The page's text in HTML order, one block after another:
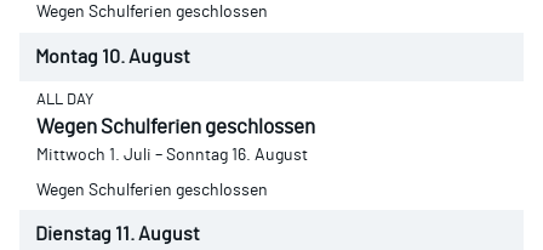
Wegen Schulferien geschlossen
Montag 10. August
ALL DAY
Wegen Schulferien geschlossen
Mittwoch 1. Juli – Sonntag 16. August
Wegen Schulferien geschlossen
Dienstag 11. August